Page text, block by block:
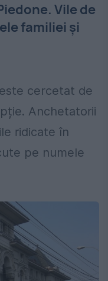
Vile de
familiei și
cercetat de
Anchetatorii
ridicate în
pe numele